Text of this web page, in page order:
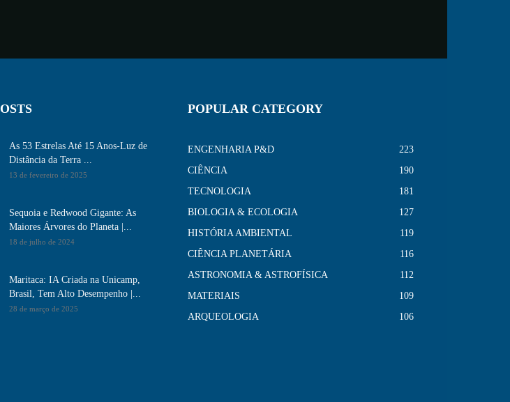
As 53 Estrelas Até 15 Anos-Luz de
Distância da Terra ...
13 de fevereiro de 2025
Sequoia e Redwood Gigante: As
Maiores Árvores do Planeta |...
18 de julho de 2024
Maritaca: IA Criada na Unicamp,
Brasil, Tem Alto Desempenho​ |...
28 de março de 2025
POPULAR CATEGORY
ENGENHARIA P&D
223
CIÊNCIA
190
TECNOLOGIA
181
BIOLOGIA & ECOLOGIA
127
HISTÓRIA AMBIENTAL
119
CIÊNCIA PLANETÁRIA
116
ASTRONOMIA & ASTROFÍSICA
112
MATERIAIS
109
ARQUEOLOGIA
106